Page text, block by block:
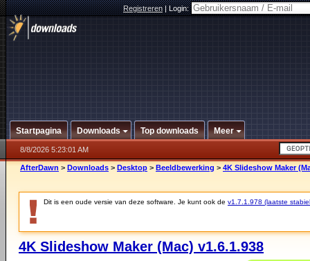
Registreren|Login:
Startpagina Downloads Top downloads Meer
8/8/2026 5:23:01 AM
AfterDawn > Downloads > Desktop > Beeldbewerking > 4K Slideshow Maker
Dit is een oude versie van deze software. Je kunt ook de v1.7.1.978 (laatste
4K Slideshow Maker (Mac) v1.6.1.938